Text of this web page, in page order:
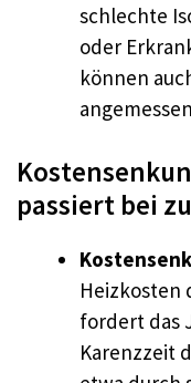
schlechte
oder
können
passiert bei
Heizkosten
fordert das
Karenzzeit